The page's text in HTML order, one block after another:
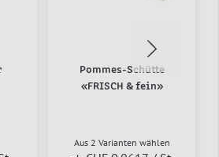
Pommes-Schütte
«FRISCH & fein»
Aus 2 Varianten wählen